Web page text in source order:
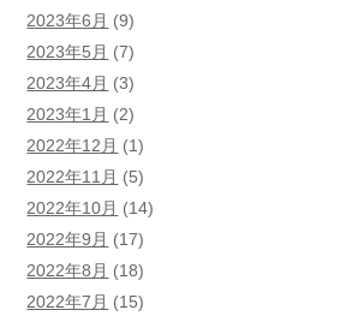
2023年6月 (9)
2023年5月 (7)
2023年4月 (3)
2023年1月 (2)
2022年12月 (1)
2022年11月 (5)
2022年10月 (14)
2022年9月 (17)
2022年8月 (18)
2022年7月 (15)